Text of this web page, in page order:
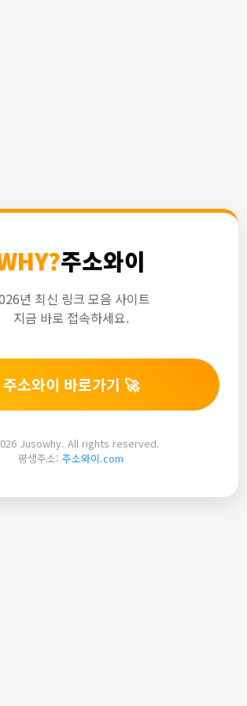
주소와이
년 최신 링크 모음 사이트
지금 바로 접속하세요.
주소와이 바로가기 🚀
Jusowhy. All rights reserved.
평생주소: 주소와이.com